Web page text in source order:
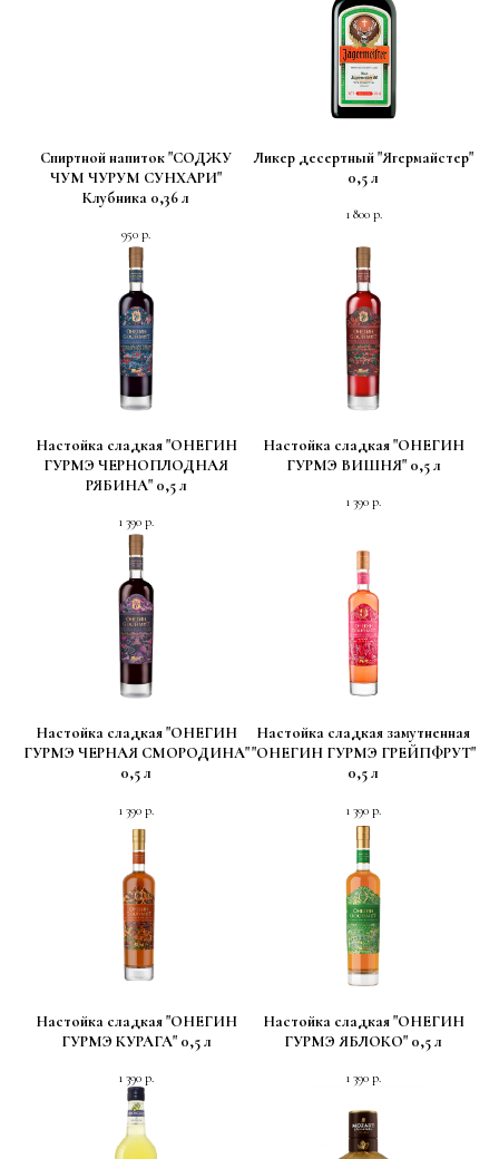
Спиртной напиток "СОДЖУ
ЧУМ ЧУРУМ СУНХАРИ"
Клубника 0,36 л
950 р.
Ликер десертный "Ягермайстер"
0,5 л
1 800 р.
Настойка сладкая "ОНЕГИН
ГУРМЭ ЧЕРНОПЛОДНАЯ
РЯБИНА" 0,5 л
1 390 р.
Настойка сладкая "ОНЕГИН
ГУРМЭ ВИШНЯ" 0,5 л
1 390 р.
Настойка сладкая "ОНЕГИН
ГУРМЭ ЧЕРНАЯ СМОРОДИНА"
0,5 л
1 390 р.
Настойка сладкая замутненная
"ОНЕГИН ГУРМЭ ГРЕЙПФРУТ"
0,5 л
1 390 р.
Настойка сладкая "ОНЕГИН
ГУРМЭ КУРАГА" 0,5 л
1 390 р.
Настойка сладкая "ОНЕГИН
ГУРМЭ ЯБЛОКО" 0,5 л
1 390 р.